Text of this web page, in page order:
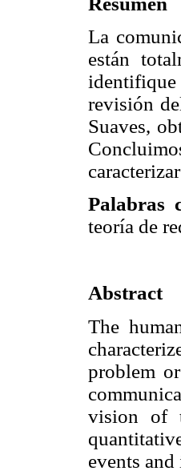
La
están
revisión
Suaves,
Palabras
teoría de
Abstract
The
problem
vision of
events